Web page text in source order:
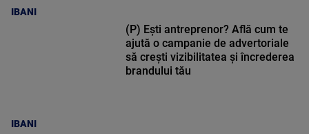
IBANI
IBANI
(P) Ești antreprenor? Află cum te
ajută o campanie de advertoriale
să crești vizibilitatea și încrederea
brandului tău